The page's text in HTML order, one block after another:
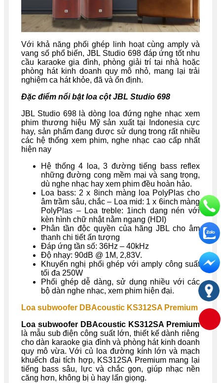
Với khả năng phối ghép linh hoạt cùng amply và
vang số phổ biến, JBL Studio 698 đáp ứng tốt nhu
cầu karaoke gia đình, phòng giải trí tại nhà hoặc
phòng hát kinh doanh quy mô nhỏ, mang lại trải
nghiệm ca hát khỏe, đã và ổn định.
Đặc điểm nổi bật loa cột JBL Studio 698
JBL Studio 698 là dòng loa đứng nghe nhạc xem
phim thương hiệu Mỹ sản xuất tại Indonesia cực
hay, sản phẩm đang được sử dụng trong rất nhiều
các hệ thống xem phim, nghe nhạc cao cấp nhất
hiện nay
Hệ thống 4 loa, 3 đường tiếng bass reflex
những đường cong mềm mại và sang trọng,
dù nghe nhạc hay xem phim đều hoàn hảo.
Loa bass: 2 x 8inch màng loa PolyPlas cho
âm trầm sâu, chắc – Loa mid: 1 x 6inch màng
PolyPlas – Loa treble: 1inch dạng nén với
kèn hình chữ nhật nằm ngang (HDI)
Phân tần độc quyền của hãng JBL cho âm
thanh chi tiết ấn tượng
Đáp ứng tần số: 36Hz – 40kHz
Độ nhạy: 90dB @ 1M, 2,83V.
Khuyến nghị phối ghép với amply công suất
tối đa 250W
Phối ghép dễ dàng, sử dụng nhiều với các
bộ dàn nghe nhạc, xem phim hiện đại.
Loa subwoofer DBAcoustic KS312SA Premium
Loa subwoofer DBAcoustic KS312SA Premium
là mẫu sub điện công suất lớn, thiết kế dành riêng
cho dàn karaoke gia đình và phòng hát kinh doanh
quy mô vừa. Với củ loa đường kính lớn và mạch
khuếch đại tích hợp, KS312SA Premium mang lại
tiếng bass sâu, lực và chắc gọn, giúp nhạc nền
căng hơn, không bị ù hay lấn giọng.